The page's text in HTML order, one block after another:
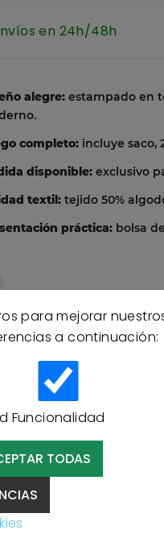
para mejorar
a continuación:
Funcionalidad
TODAS
en 24h/48h
alegre: estampado en
completo: incluye saco,
disponible: exclusivo
textil: tejido 50%
práctica: bolsa